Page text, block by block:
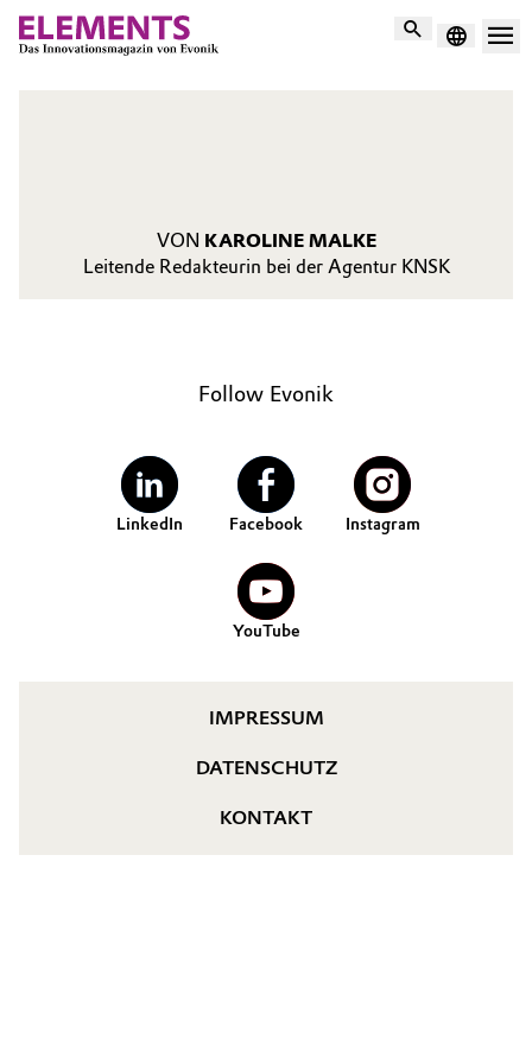
Suche
VON KAROLINE MALKE
Leitende Redakteurin bei der Agentur KNSK
Follow Evonik
LinkedIn Facebook Instagram
YouTube
IMPRESSUM
DATENSCHUTZ
KONTAKT